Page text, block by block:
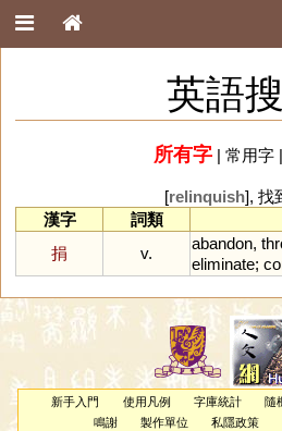
英語
所有字| 常用字|
[relinquish], 找
漢字
詞類
捐
v.
abandon,
eliminate;
新手入門 使用凡例 字庫統計 隨
鳴謝
製作單位 私隱政策